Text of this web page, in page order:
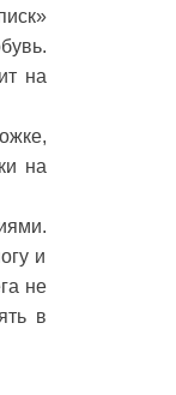
на
на
и
не
в